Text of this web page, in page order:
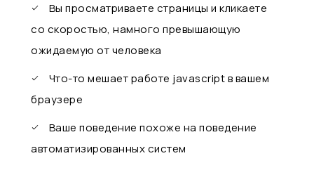
Вы просматриваете страницы и кликаете
со скоростью, намного превышающую
ожидаемую от человека
Что-то мешает работе javascript в вашем
браузере
Ваше поведение похоже на поведение
автоматизированных систем